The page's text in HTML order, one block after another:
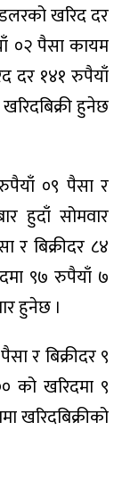
खरिद दर
०२ पैसा कायम
दर १४१ रुपैयाँ
हुनेछ
०९ पैसा र
हुदाँ सोमवार
र बिक्रीदर ८४
९७ रुपैयाँ ७
हुनेछ ।
र बिक्रीदर ९
को खरिदमा ९
खरिदबिक्रीको